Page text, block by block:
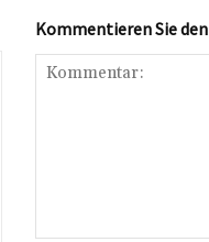
Kommentieren Sie